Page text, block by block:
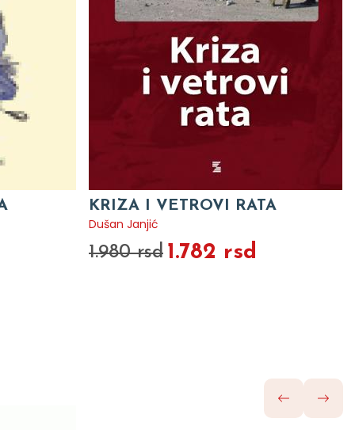
KRIZA I VETROVI RATA
Dušan Janjić
1.980 rsd 1.782 rsd